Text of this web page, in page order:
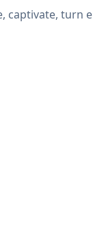
captivate, turn e